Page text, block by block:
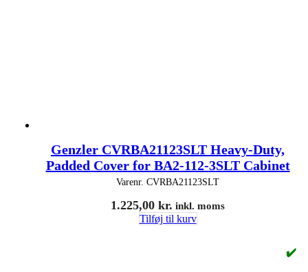
Genzler CVRBA21123SLT Heavy-Duty,
Padded Cover for BA2-112-3SLT Cabinet
Varenr. CVRBA21123SLT
1.225,00 kr. inkl. moms
Tilføj til kurv
✔️